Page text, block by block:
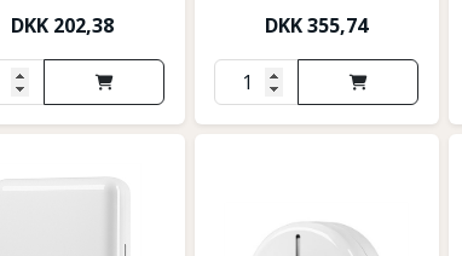
DKK 202,38 DKK355,74